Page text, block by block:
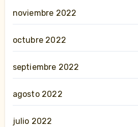
noviembre 2022
octubre 2022
septiembre 2022
agosto 2022
julio 2022